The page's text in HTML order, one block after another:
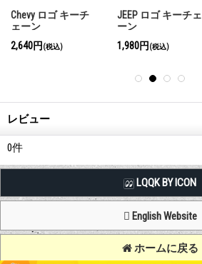
Chevy ロゴ キーチ
ェーン
2,640円 (税込)
JEEP ロゴ キーチェ
ーン
1,980円 (税込)
レビュー
0件
LQQK BY ICON
English Website
ホームに戻る